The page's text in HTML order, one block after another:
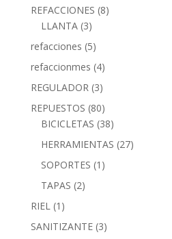
REFACCIONES (8)
LLANTA (3)
refacciones (5)
refaccionmes (4)
REGULADOR (3)
REPUESTOS (80)
BICICLETAS (38)
HERRAMIENTAS (27)
SOPORTES (1)
TAPAS (2)
RIEL (1)
SANITIZANTE (3)